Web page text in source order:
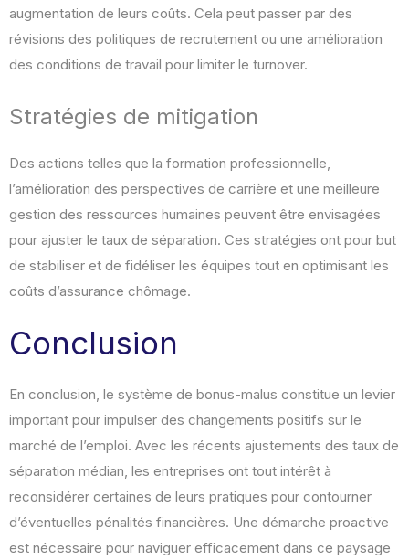
augmentation de leurs coûts. Cela peut passer par des
révisions des politiques de recrutement ou une amélioration
des conditions de travail pour limiter le turnover.
Stratégies de mitigation
Des actions telles que la formation professionnelle,
l’amélioration des perspectives de carrière et une meilleure
gestion des ressources humaines peuvent être envisagées
pour ajuster le taux de séparation. Ces stratégies ont pour but
de stabiliser et de fidéliser les équipes tout en optimisant les
coûts d’assurance chômage.
Conclusion
En conclusion, le système de bonus-malus constitue un levier
important pour impulser des changements positifs sur le
marché de l’emploi. Avec les récents ajustements des taux de
séparation médian, les entreprises ont tout intérêt à
reconsidérer certaines de leurs pratiques pour contourner
d’éventuelles pénalités financières. Une démarche proactive
est nécessaire pour naviguer efficacement dans ce paysage